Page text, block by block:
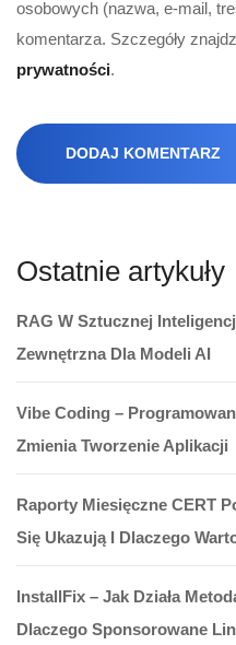
osobowych (nazwa, e-mail,
komentarza. Szczegóły
prywatności.
DODAJ KOMENTARZ
Ostatnie artykuły
RAG W Sztucznej
Zewnętrzna Dla Modeli AI
Vibe Coding –
Zmienia Tworzenie Aplikacji
Raporty Miesięczne CERT
Się Ukazują I Dlaczego
InstallFix – Jak Działa
Dlaczego Sponsorowane